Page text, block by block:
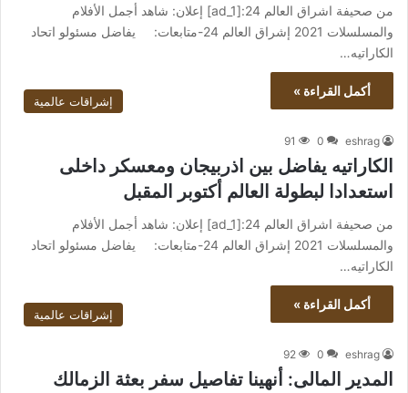
من صحيفة اشراق العالم 24:[ad_1] إعلان: شاهد أجمل الأفلام
والمسلسلات 2021 إشراق العالم 24-متابعات: يفاضل مسئولو اتحاد
الكاراتيه…
أكمل القراءة »
إشراقات عالمية
eshrag
0
91
الكاراتيه يفاضل بين اذربيجان ومعسكر داخلى
استعدادا لبطولة العالم أكتوبر المقبل
من صحيفة اشراق العالم 24:[ad_1] إعلان: شاهد أجمل الأفلام
والمسلسلات 2021 إشراق العالم 24-متابعات: يفاضل مسئولو اتحاد
الكاراتيه…
أكمل القراءة »
إشراقات عالمية
eshrag
0
92
المدير المالى: أنهينا تفاصيل سفر بعثة الزمالك